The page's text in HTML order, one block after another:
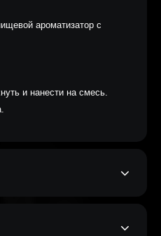
ароматизатор с
и нанести на смесь.